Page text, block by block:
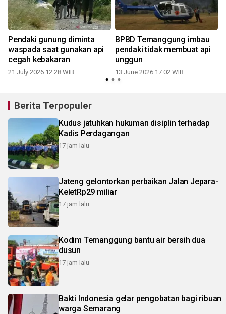
Pendaki gunung diminta
waspada saat gunakan api
cegah kebakaran
21 July 2026 12:28 WIB
BPBD Temanggung imbau
pendaki tidak membuat api
unggun
13 June 2026 17:02 WIB
Berita Terpopuler
Kudus jatuhkan hukuman disiplin terhadap
Kadis Perdagangan
17 jam lalu
Jateng gelontorkan perbaikan Jalan Jepara-
KeletRp29 miliar
17 jam lalu
Kodim Temanggung bantu air bersih dua
dusun
17 jam lalu
Bakti Indonesia gelar pengobatan bagi ribuan
warga Semarang